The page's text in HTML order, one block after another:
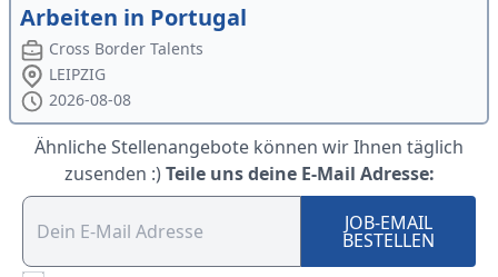
Arbeiten in Portugal
Cross Border Talents
LEIPZIG
2026-08-08
Ähnliche Stellenangebote können wir Ihnen täglich
zusenden :) Teile uns deine E-Mail Adresse:
JOB-EMAIL
BESTELLEN